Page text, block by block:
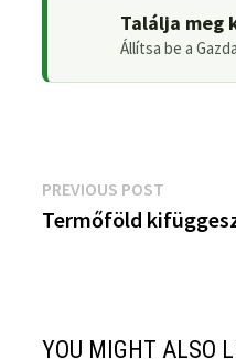
Találja meg
Állítsa be a
Bejegyzés
navigáció
PREVIOUS POST
post:
Termőföld
YOU MIGHT ALSO